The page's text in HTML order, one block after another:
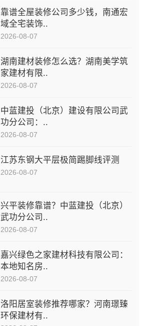
靠谱全屋装修公司多少钱，南通宏
域全宅装饰..
2026-08-07
湖南建材装修怎么选？湖南美学筑
家建材有限..
2026-08-07
中蓝建投（北京）建设有限公司武
功分公司：..
2026-08-07
江苏东钢大平层极简踢脚线评测
2026-08-07
兴平装修靠谱？中蓝建投（北京）
武功分公司..
2026-08-07
嘉兴绿色之家建材科技有限公司：
本地知名房..
2026-08-07
洛阳居室装修推荐哪家？河南璟臻
环保建材有..